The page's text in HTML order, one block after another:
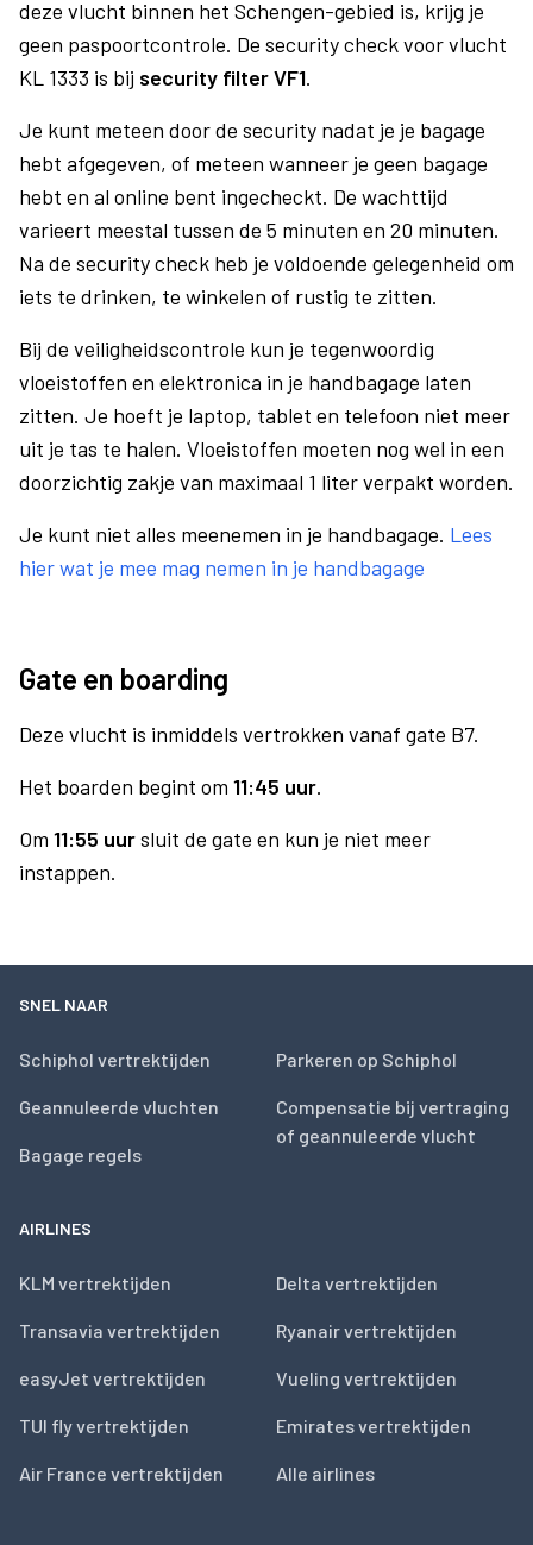
deze vlucht binnen het Schengen-gebied is, krijg je
geen paspoortcontrole. De security check voor vlucht
KL 1333 is bij security filter VF1.
Je kunt meteen door de security nadat je je bagage
hebt afgegeven, of meteen wanneer je geen bagage
hebt en al online bent ingecheckt. De wachttijd
varieert meestal tussen de 5 minuten en 20 minuten.
Na de security check heb je voldoende gelegenheid om
iets te drinken, te winkelen of rustig te zitten.
Bij de veiligheidscontrole kun je tegenwoordig
vloeistoffen en elektronica in je handbagage laten
zitten. Je hoeft je laptop, tablet en telefoon niet meer
uit je tas te halen. Vloeistoffen moeten nog wel in een
doorzichtig zakje van maximaal 1 liter verpakt worden.
Je kunt niet alles meenemen in je handbagage. Lees
hier wat je mee mag nemen in je handbagage
Gate en boarding
Deze vlucht is inmiddels vertrokken vanaf gate B7.
Het boarden begint om 11:45 uur.
Om 11:55 uursluit de gate en kun je niet meer
instappen.
SNEL NAAR
Schiphol vertrektijden
Geannuleerde vluchten
Bagage regels
Parkeren op Schiphol
Compensatie bij vertraging
of geannuleerde vlucht
AIRLINES
KLM vertrektijden
Transavia vertrektijden
easyJet vertrektijden
TUI fly vertrektijden
Air France vertrektijden
Delta vertrektijden
Ryanair vertrektijden
Vueling vertrektijden
Emirates vertrektijden
Alle airlines